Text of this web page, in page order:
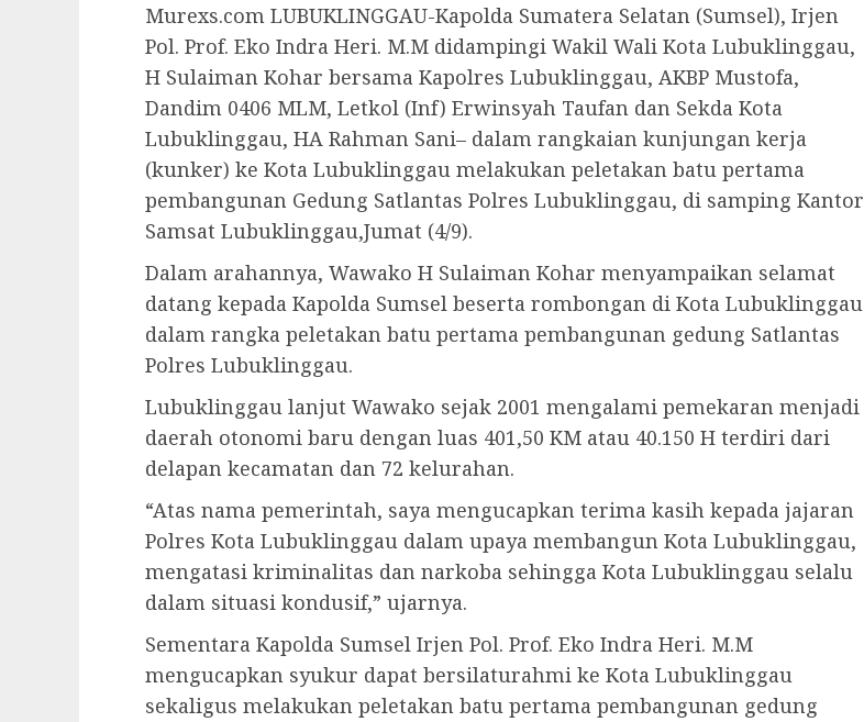
Murexs.com LUBUKLINGGAU-Kapolda Sumatera Selatan (Sumsel), Irjen
Pol. Prof. Eko Indra Heri. M.M didampingi Wakil Wali Kota Lubuklinggau,
H Sulaiman Kohar bersama Kapolres Lubuklinggau, AKBP Mustofa,
Dandim 0406 MLM, Letkol (Inf) Erwinsyah Taufan dan Sekda Kota
Lubuklinggau, HA Rahman Sani– dalam rangkaian kunjungan kerja
(kunker) ke Kota Lubuklinggau melakukan peletakan batu pertama
pembangunan Gedung Satlantas Polres Lubuklinggau, di samping Kantor
Samsat Lubuklinggau,Jumat (4/9).
Dalam arahannya, Wawako H Sulaiman Kohar menyampaikan selamat
datang kepada Kapolda Sumsel beserta rombongan di Kota Lubuklinggau
dalam rangka peletakan batu pertama pembangunan gedung Satlantas
Polres Lubuklinggau.
Lubuklinggau lanjut Wawako sejak 2001 mengalami pemekaran menjadi
daerah otonomi baru dengan luas 401,50 KM atau 40.150 H terdiri dari
delapan kecamatan dan 72 kelurahan.
“Atas nama pemerintah, saya mengucapkan terima kasih kepada jajaran
Polres Kota Lubuklinggau dalam upaya membangun Kota Lubuklinggau,
mengatasi kriminalitas dan narkoba sehingga Kota Lubuklinggau selalu
dalam situasi kondusif,” ujarnya.
Sementara Kapolda Sumsel Irjen Pol. Prof. Eko Indra Heri. M.M
mengucapkan syukur dapat bersilaturahmi ke Kota Lubuklinggau
sekaligus melakukan peletakan batu pertama pembangunan gedung